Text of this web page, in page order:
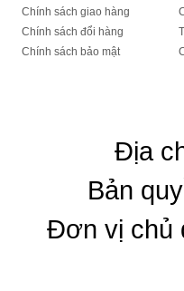
Chính sách giao hàng
Chính sách đổi hàng
Chính sách bảo mật
Địa
Bản
Đơn vị chủ